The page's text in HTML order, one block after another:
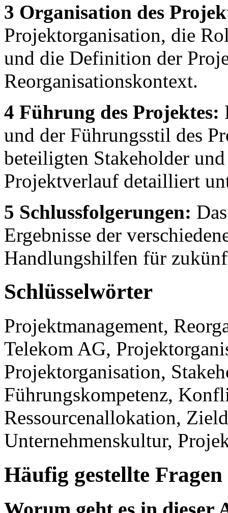
3 Organisation des
Projektorganisation, die
und die Definition der
Reorganisationskontext.
4 Führung des Projektes:
und der Führungsstil des
beteiligten Stakeholder
Projektverlauf detailliert
5 Schlussfolgerungen:
Ergebnisse der
Handlungshilfen für
Schlüsselwörter
Projektmanagement,
Telekom AG,
Projektorganisation,
Führungskompetenz,
Ressourcenallokation,
Unternehmenskultur,
Häufig gestellte Fragen